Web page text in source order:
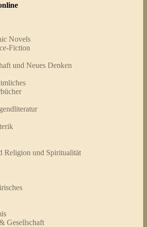
Novels
Fiction
und Neues Denken
Religion und Spiritualität
Gesellschaft